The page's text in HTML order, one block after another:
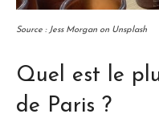
Source : Jess Morgan on Unsplash
Quel est le
de Paris ?